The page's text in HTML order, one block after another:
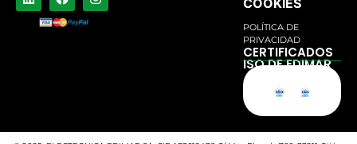
COOKIES
POLÍTICA DE
PRIVACIDAD
CERTIFICADOS
ISO DE EDIMAR